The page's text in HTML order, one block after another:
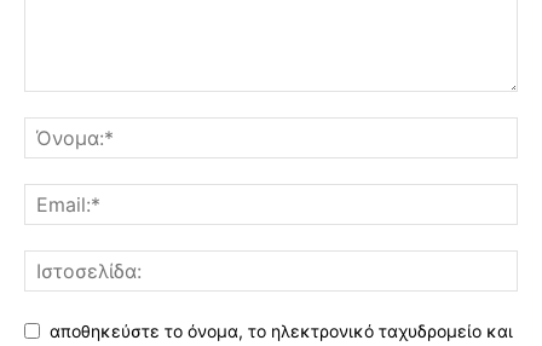
αποθηκεύστε το όνομα, το ηλεκτρονικό ταχυδρομείο και